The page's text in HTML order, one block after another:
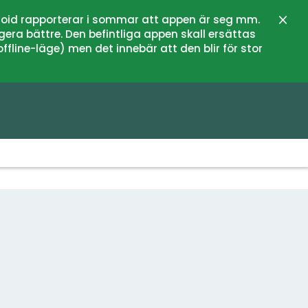
rapporterar i sommar att appen är seg mm.
bättre. Den befintliga appen skall ersättas
läge) men det innebär att den blir för stor